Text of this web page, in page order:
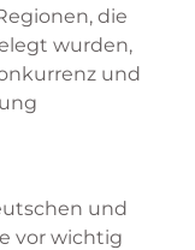
die
wurden,
und
und
vor wichtig